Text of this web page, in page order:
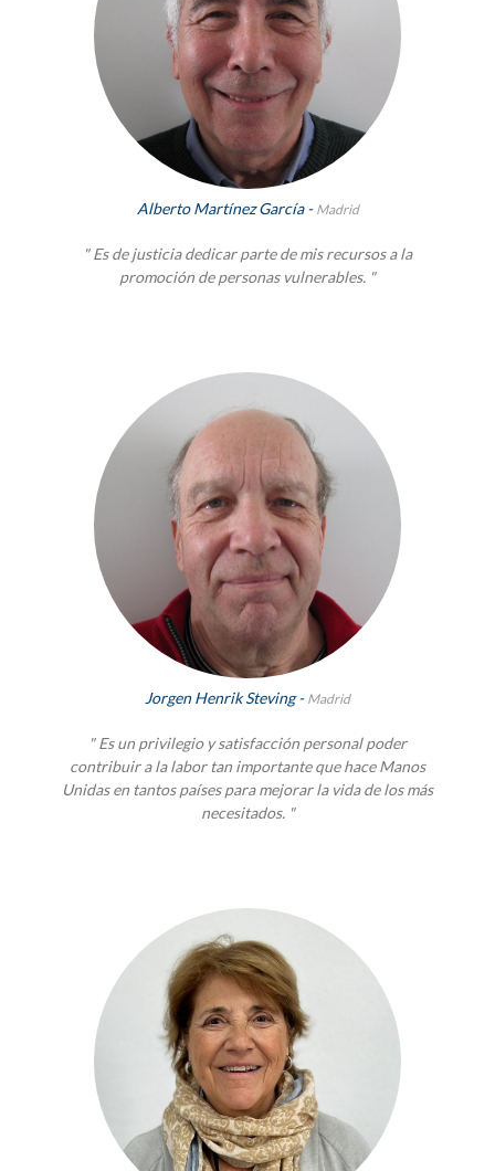
Alberto Martínez García - Madrid
" Es de justicia dedicar parte de mis recursos a la
promoción de personas vulnerables. "
Jorgen Henrik Steving - Madrid
" Es un privilegio y satisfacción personal poder
contribuir a la labor tan importante que hace Manos
Unidas en tantos países para mejorar la vida de los más
necesitados. "